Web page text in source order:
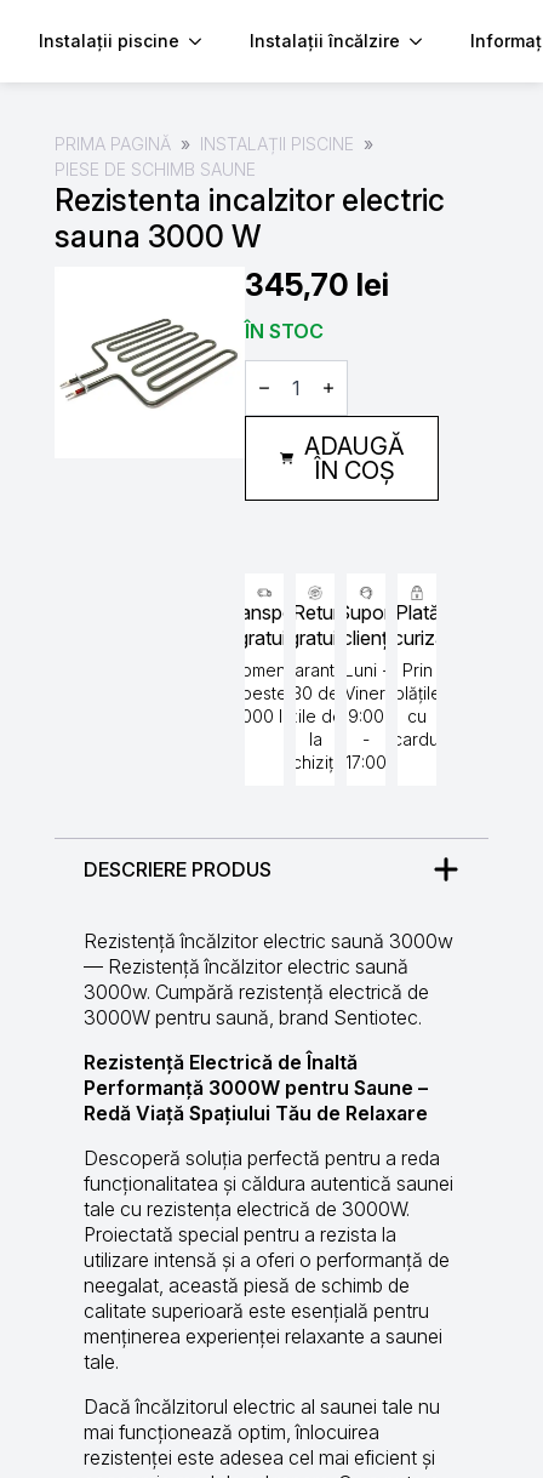
Instalații piscine Instalații încălzire
PRIMA PAGINĂ
INSTALAȚII PISCINE
PIESE DE SCHIMB SAUNE
Rezistenta incalzitor electric
sauna 3000 W
345,70 lei
ÎN STOC
Cantitate
Rezistenta
sauna
3000
ADAUGĂ
ÎN COȘ
Transport
gratuit
Comenzi
peste
5000 lei
Retur
gratuit
Garantat
30 de
zile de
la
achiziție
Suport
clienți
Luni -
Vineri
9:00
-
17:00
Plată
securizată
Prin
plățile
cu
cardul
DESCRIERE PRODUS
Rezistență încălzitor electric saună 3000w
— Rezistență încălzitor electric saună
3000w. Cumpără rezistență electrică de
3000W pentru saună, brand Sentiotec.
Rezistență Electrică de Înaltă
Performanță 3000W pentru Saune –
Redă Viață Spațiului Tău de Relaxare
Descoperă soluția perfectă pentru a reda
funcționalitatea și căldura autentică saunei
tale cu rezistența electrică de 3000W.
Proiectată special pentru a rezista la
utilizare intensă și a oferi o performanță de
neegalat, această piesă de schimb de
calitate superioară este esențială pentru
menținerea experienței relaxante a saunei
tale.
Dacă încălzitorul electric al saunei tale nu
mai funcționează optim, înlocuirea
rezistenței este adesea cel mai eficient și